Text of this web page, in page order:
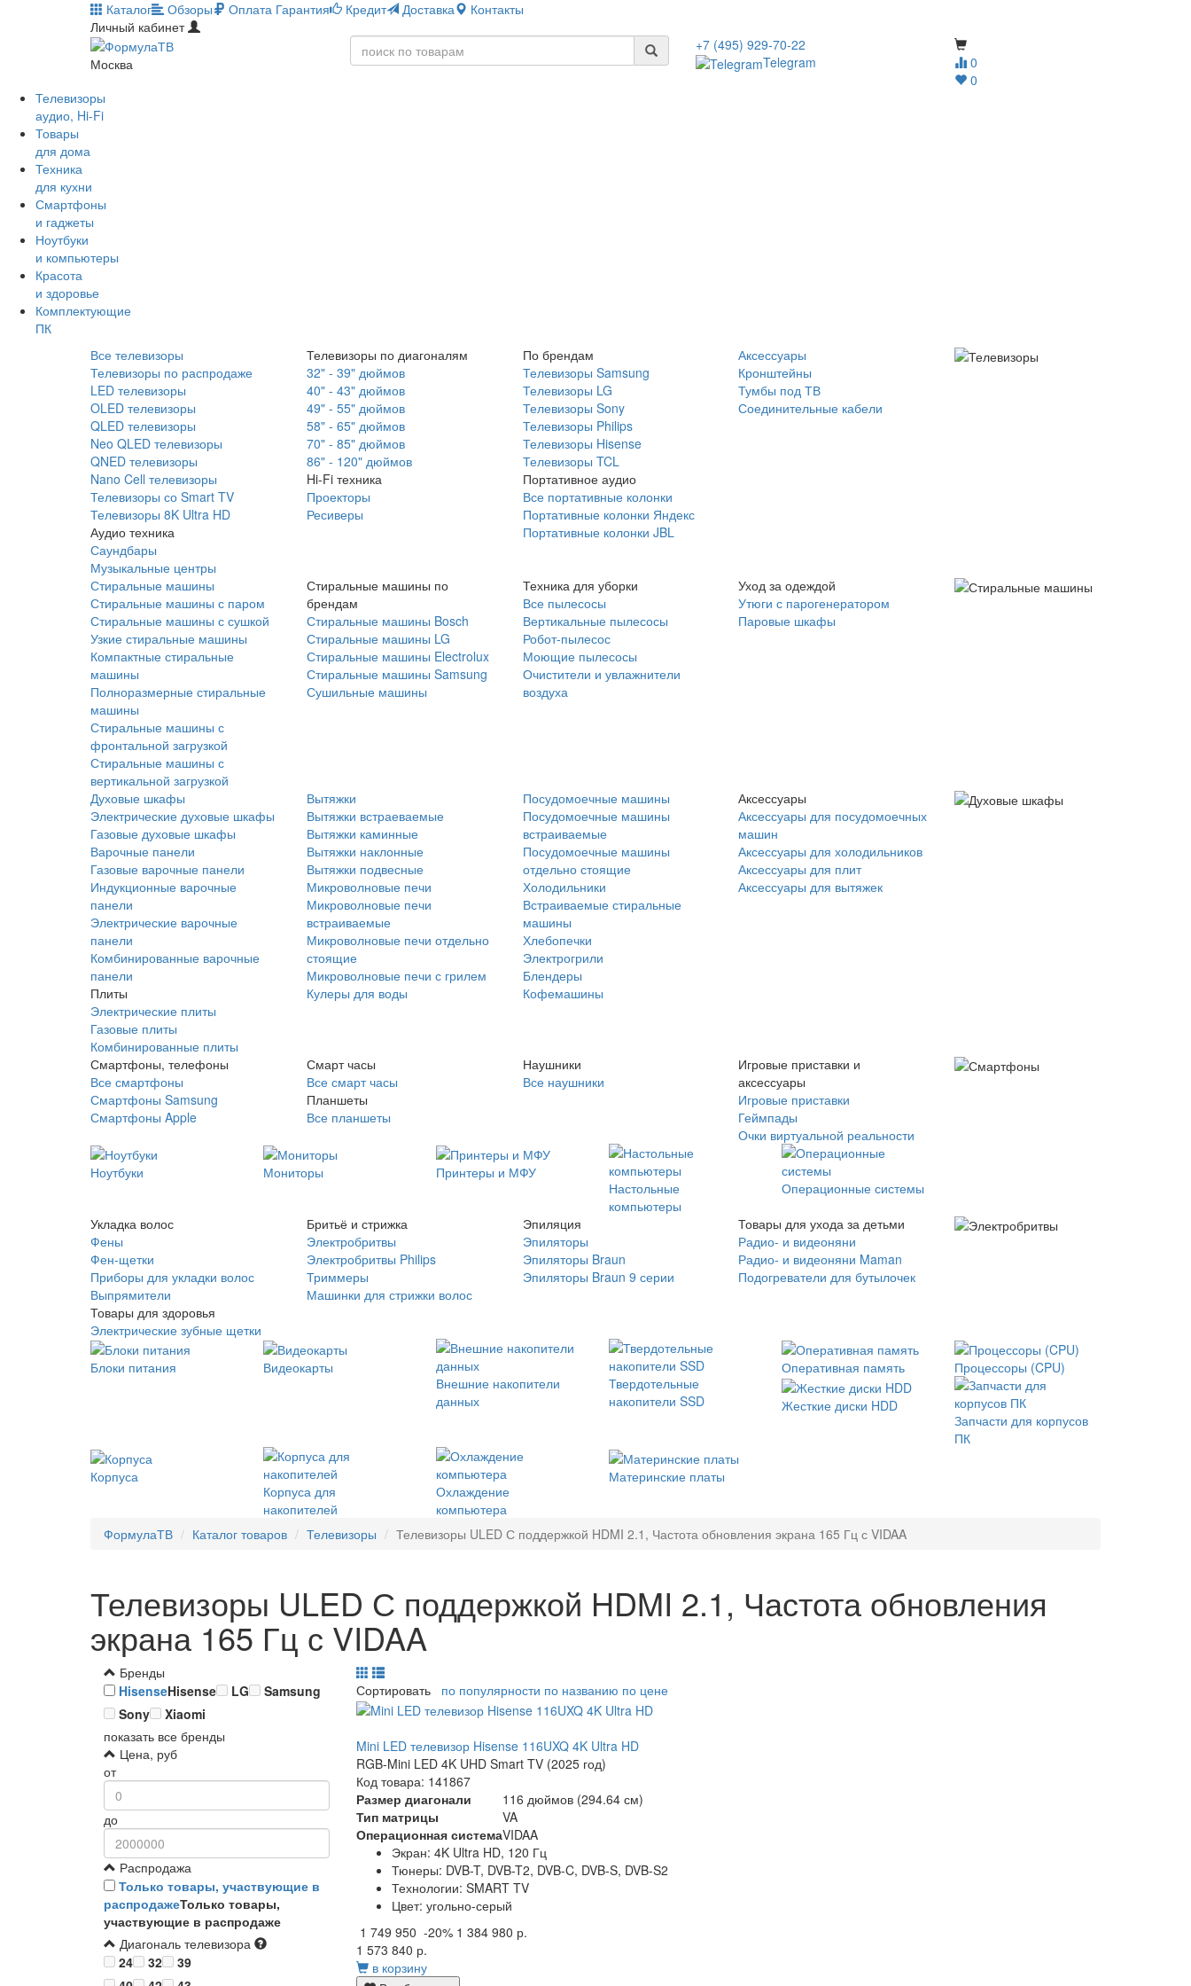
Каталог Обзоры Оплата Гарантия Кредит Доставка
Контакты
Личный кабинет
Москва
0
0
+7 (495) 929-70-22
Telegram
Телевизоры
аудио, Hi-Fi
Товары
для дома
Техника
для кухни
Смартфоны
и гаджеты
Ноутбуки
и компьютеры
Красота
и здоровье
Комплектующие
ПК
Все телевизоры
Телевизоры по распродаже
LED телевизоры
OLED телевизоры
QLED телевизоры
Neo QLED телевизоры
QNED телевизоры
Nano Cell телевизоры
Телевизоры со Smart TV
Телевизоры 8K Ultra HD
Аудио техника
Саундбары
Музыкальные центры
Телевизоры по диагоналям
32" - 39" дюймов
40" - 43" дюймов
49" - 55" дюймов
58" - 65" дюймов
70" - 85" дюймов
86" - 120" дюймов
Hi-Fi техника
Проекторы
Ресиверы
По брендам
Телевизоры Samsung
Телевизоры LG
Телевизоры Sony
Телевизоры Philips
Телевизоры Hisense
Телевизоры TCL
Портативное аудио
Все портативные колонки
Портативные колонки Яндекс
Портативные колонки JBL
Аксессуары
Кронштейны
Тумбы под ТВ
Соединительные кабели
Стиральные машины
Стиральные машины с паром
Стиральные машины с сушкой
Узкие стиральные машины
Компактные стиральные
машины
Полноразмерные стиральные
машины
Стиральные машины с
фронтальной загрузкой
Стиральные машины с
вертикальной загрузкой
Стиральные машины по
брендам
Стиральные машины Bosch
Стиральные машины LG
Стиральные машины Electrolux
Стиральные машины Samsung
Сушильные машины
Техника для уборки
Все пылесосы
Вертикальные пылесосы
Робот-пылесос
Моющие пылесосы
Очистители и увлажнители
воздуха
Уход за одеждой
Утюги с парогенератором
Паровые шкафы
Духовые шкафы
Электрические духовые шкафы
Газовые духовые шкафы
Варочные панели
Газовые варочные панели
Индукционные варочные
панели
Электрические варочные
панели
Комбинированные варочные
панели
Плиты
Электрические плиты
Газовые плиты
Комбинированные плиты
Вытяжки
Вытяжки встраеваемые
Вытяжки каминные
Вытяжки наклонные
Вытяжки подвесные
Микроволновые печи
Микроволновые печи
встраиваемые
Микроволновые печи отдельно
стоящие
Микроволновые печи с грилем
Кулеры для воды
Посудомоечные машины
Посудомоечные машины
встраиваемые
Посудомоечные машины
отдельно стоящие
Холодильники
Встраиваемые стиральные
машины
Хлебопечки
Электрогрили
Блендеры
Кофемашины
Аксессуары
Аксессуары для посудомоечных
машин
Аксессуары для холодильников
Аксессуары для плит
Аксессуары для вытяжек
Смартфоны, телефоны
Все смартфоны
Смартфоны Samsung
Смартфоны Apple
Смарт часы
Все смарт часы
Планшеты
Все планшеты
Наушники
Все наушники
Игровые приставки и
аксессуары
Игровые приставки
Геймпады
Очки виртуальной реальности
Ноутбуки Мониторы
Принтеры и МФУ
Настольные
компьютеры
Операционные системы
Укладка волос
Фены
Фен-щетки
Приборы для укладки волос
Выпрямители
Товары для здоровья
Электрические зубные щетки
Бритьё и стрижка
Электробритвы
Электробритвы Philips
Триммеры
Машинки для стрижки волос
Эпиляция
Эпиляторы
Эпиляторы Braun
Эпиляторы Braun 9 серии
Товары для ухода за детьми
Радио- и видеоняни
Радио- и видеоняни Maman
Подогреватели для бутылочек
Блоки питания
Видеокарты
Внешние накопители
данных
Твердотельные
накопители SSD
Оперативная память Процессоры (CPU)
Жесткие диски HDD
Запчасти для корпусов
ПК
Корпуса
Корпуса для
накопителей
Охлаждение
компьютера
Материнские платы
ФормулаТВ Каталог товаров Телевизоры Телевизоры ULED С поддержкой HDMI 2.1, Частота обновления экрана 165 Гц с VIDAA
Телевизоры ULED С поддержкой HDMI 2.1, Частота обновления
экрана 165 Гц с VIDAA
Бренды
HisenseHisense LG
Samsung
Sony
Xiaomi
показать все бренды
Цена, руб
от
до
Распродажа
Только товары, участвующие в
распродажеТолько товары,
участвующие в распродаже
Диагональ телевизора
24
32
39
Сортировать по популярности по названию по цене
Mini LED телевизор Hisense 116UXQ 4K Ultra HD
RGB-Mini LED 4K UHD Smart TV (2025 год)
Код товара: 141867
Размер диагонали
116 дюймов (294.64 см)
Тип матрицы
VA
Операционная системаVIDAA
Экран: 4K Ultra HD, 120 Гц
Тюнеры: DVB-T, DVB-T2, DVB-C, DVB-S, DVB-S2
Технологии: SMART TV
Цвет: угольно-серый
1 749 950 -20% 1 384 980 р.
1 573 840 р.
в корзину